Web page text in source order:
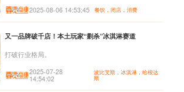
2025-08-06 14:53:45 餐饮，闭店，消费
又一品牌破千店！本土玩家“剿杀”冰淇淋赛道
打破行业格局。
2025-07-28
14:54:02
波比艾斯，冰淇淋，哈根达
斯